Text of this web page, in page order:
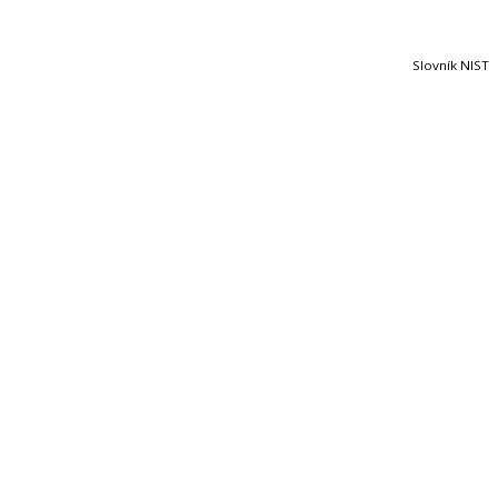
Slovník NIST